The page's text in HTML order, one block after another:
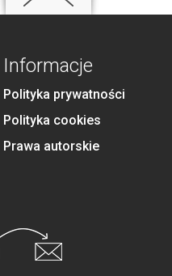
Informacje
Polityka prywatności
Polityka cookies
Prawa autorskie